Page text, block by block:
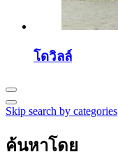
โดวิลล์
Skip search by categories
ค้นหาโดย